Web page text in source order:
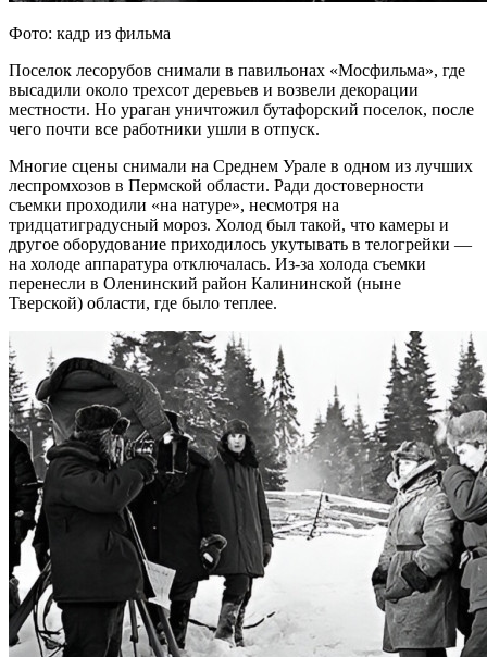
Фото: кадр из фильма
Поселок лесорубов снимали в павильонах «Мосфильма», где
высадили около трехсот деревьев и возвели декорации
местности. Но ураган уничтожил бутафорский поселок, после
чего почти все работники ушли в отпуск.
Многие сцены снимали на Среднем Урале в одном из лучших
леспромхозов в Пермской области. Ради достоверности
съемки проходили «на натуре», несмотря на
тридцатиградусный мороз. Холод был такой, что камеры и
другое оборудование приходилось укутывать в телогрейки —
на холоде аппаратура отключалась. Из-за холода съемки
перенесли в Оленинский район Калининской (ныне
Тверской) области, где было теплее.